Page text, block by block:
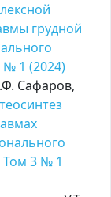
грудной
№ 1 (2024)
Сафаров,
Том 3 № 1